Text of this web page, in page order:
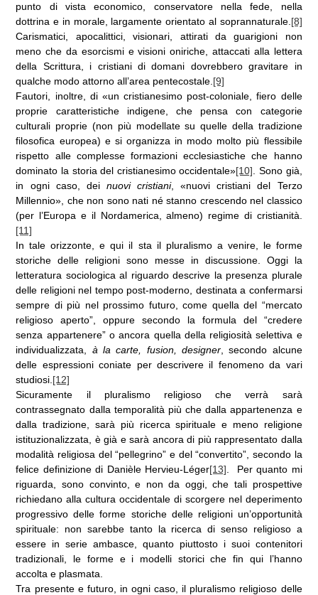
punto di vista economico, conservatore nella fede, nella
dottrina e in morale, largamente orientato al soprannaturale. [8]
Carismatici, apocalittici, visionari, attirati da guarigioni non
meno che da esorcismi e visioni oniriche, attaccati alla lettera
della Scrittura, i cristiani di domani dovrebbero gravitare in
qualche modo attorno all’area pentecostale. [9]
Fautori, inoltre, di «un cristianesimo post-coloniale, fiero delle
proprie caratteristiche indigene, che pensa con categorie
culturali proprie (non più modellate su quelle della tradizione
filosofica europea) e si organizza in modo molto più flessibile
rispetto alle complesse formazioni ecclesiastiche che hanno
dominato la storia del cristianesimo occidentale»[10] . Sono già,
in ogni caso, dei nuovi cristiani, «nuovi cristiani del Terzo
Millennio», che non sono nati né stanno crescendo nel classico
(per l’Europa e il Nordamerica, almeno) regime di cristianità.
[11]
In tale orizzonte, e qui il sta il pluralismo a venire, le forme
storiche delle religioni sono messe in discussione. Oggi la
letteratura sociologica al riguardo descrive la presenza plurale
delle religioni nel tempo post-moderno, destinata a confermarsi
sempre di più nel prossimo futuro, come quella del “mercato
religioso aperto”, oppure secondo la formula del “credere
senza appartenere” o ancora quella della religiosità selettiva e
individualizzata, à la carte, fusion, designer, secondo alcune
delle espressioni coniate per descrivere il fenomeno da vari
studiosi. [12]
Sicuramente il pluralismo religioso che verrà sarà
contrassegnato dalla temporalità più che dalla appartenenza e
dalla tradizione, sarà più ricerca spirituale e meno religione
istituzionalizzata, è già e sarà ancora di più rappresentato dalla
modalità religiosa del “pellegrino” e del “convertito”, secondo la
felice definizione di Danièle Hervieu-Léger[13] . Per quanto mi
riguarda, sono convinto, e non da oggi, che tali prospettive
richiedano alla cultura occidentale di scorgere nel deperimento
progressivo delle forme storiche delle religioni un’opportunità
spirituale: non sarebbe tanto la ricerca di senso religioso a
essere in serie ambasce, quanto piuttosto i suoi contenitori
tradizionali, le forme e i modelli storici che fin qui l’hanno
accolta e plasmata.
Tra presente e futuro, in ogni caso, il pluralismo religioso delle